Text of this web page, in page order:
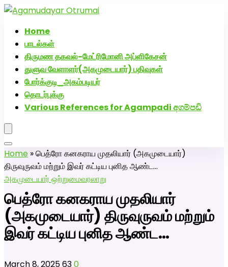
Home
பாடல்கள்
திருமண தகவல்-மேட்ரிமோனி அப்ளிகேசன்
துளுவ வேளாளர்(அகமுடையார்) பதிவுகள்
போர்க்குடி_அகம்படியர்
தொடர்புக்கு
Various References for Agampadi අගම්පඩි
Home »பெத்ரோ கனகராய முதலியார் (அகமுடையார்)
திருவுருவம் மற்றும் இவர் கட்டிய புனித ஆண்ட…
அகமுடையார் ஒற்றுமைவரலாறு
பெத்ரோ கனகராய முதலியார்
(அகமுடையார்) திருவுருவம் மற்றும்
இவர் கட்டிய புனித ஆண்ட…
March 8, 2025630
அகமுடையார் திருமண வரன்களுக்கு அகமுடையார்மேட்ரி-